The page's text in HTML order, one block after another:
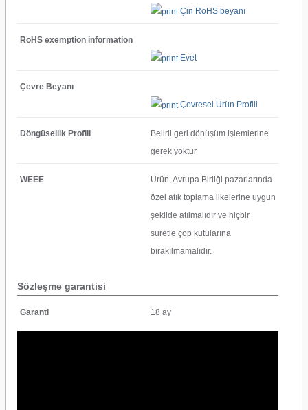
Çin RoHS beyanı
RoHS exemption information
Evet
Çevre Beyanı
Çevresel Ürün Profili
Döngüsellik Profili
Belirli geri dönüşüm işlemlerine
gerek yoktur
WEEE
Ürün, Avrupa Birliği pazarlarında
özel atık toplama ilkelerine uygun
şekilde atılmalıdır ve hiçbir
suretle çöp kutularına
bırakılmamalıdır.
Sözleşme garantisi
Garanti 18 ay